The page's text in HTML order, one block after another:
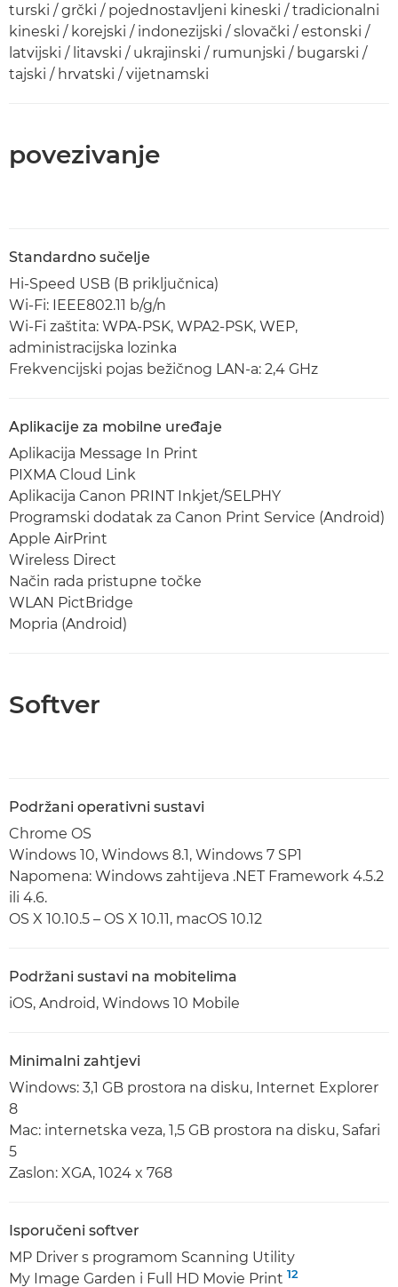
turski / grčki / pojednostavljeni kineski / tradicionalni
kineski / korejski / indonezijski / slovački / estonski /
latvijski / litavski / ukrajinski / rumunjski / bugarski /
tajski / hrvatski / vijetnamski
povezivanje
Standardno sučelje
Hi-Speed USB (B priključnica)
Wi-Fi: IEEE802.11 b/g/n
Wi-Fi zaštita: WPA-PSK, WPA2-PSK, WEP,
administracijska lozinka
Frekvencijski pojas bežičnog LAN-a: 2,4 GHz
Aplikacije za mobilne uređaje
Aplikacija Message In Print
PIXMA Cloud Link
Aplikacija Canon PRINT Inkjet/SELPHY
Programski dodatak za Canon Print Service (Android)
Apple AirPrint
Wireless Direct
Način rada pristupne točke
WLAN PictBridge
Mopria (Android)
Softver
Podržani operativni sustavi
Chrome OS
Windows 10, Windows 8.1, Windows 7 SP1
Napomena: Windows zahtijeva .NET Framework 4.5.2
ili 4.6.
OS X 10.10.5 – OS X 10.11, macOS 10.12
Podržani sustavi na mobitelima
iOS, Android, Windows 10 Mobile
Minimalni zahtjevi
Windows: 3,1 GB prostora na disku, Internet Explorer
8
Mac: internetska veza, 1,5 GB prostora na disku, Safari
5
Zaslon: XGA, 1024 x 768
Isporučeni softver
MP Driver s programom Scanning Utility
My Image Garden i Full HD Movie Print 12